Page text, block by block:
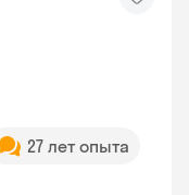
27 лет опыта